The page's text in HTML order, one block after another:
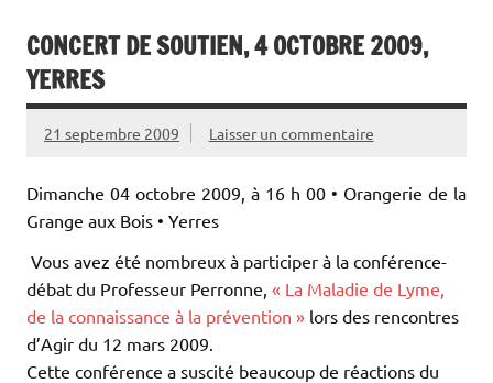
CONCERT DE SOUTIEN, 4 OCTOBRE 2009,
YERRES
21 septembre 2009 Laisser un commentaire
Dimanche 04 octobre 2009, à 16 h 00 • Orangerie de la
Grange aux Bois • Yerres
Vous avez été nombreux à participer à la conférence-
débat du Professeur Perronne, « La Maladie de Lyme,
de la connaissance à la prévention » lors des rencontres
d’Agir du 12 mars 2009.
Cette conférence a suscité beaucoup de réactions du